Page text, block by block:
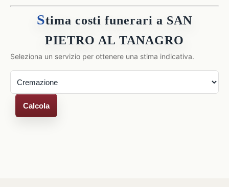
Stima costi funerari a SAN
PIETRO AL TANAGRO
Seleziona un servizio per ottenere una stima indicativa.
Calcola